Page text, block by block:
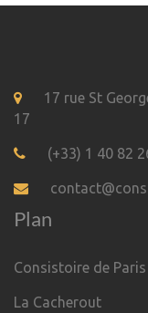
17 rue St
17
(+33) 1 40 82
Plan
Consistoire de Paris
La Cacherout